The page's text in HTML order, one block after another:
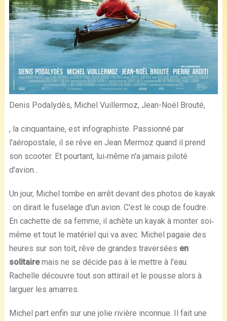
Denis Podalydès, Michel Vuillermoz, Jean-Noël Brouté,
, la cinquantaine, est infographiste. Passionné par
l'aéropostale, il se rêve en Jean Mermoz quand il prend
son scooter. Et pourtant, lui‐même n'a jamais piloté
d'avion...
Un jour, Michel tombe en arrêt devant des photos de kayak
: on dirait le fuselage d'un avion. C'est le coup de foudre.
En cachette de sa femme, il achète un kayak à monter soi‐
même et tout le matériel qui va avec. Michel pagaie des
heures sur son toit, rêve de grandes traversées en
solitairemais ne se décide pas à le mettre à l'eau.
Rachelle découvre tout son attirail et le pousse alors à
larguer les amarres.
Michel part enfin sur une jolie rivière inconnue. Il fait une